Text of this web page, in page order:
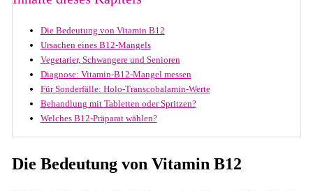
Die Bedeutung von Vitamin B12
Ursachen eines B12-Mangels
Vegetarier, Schwangere und Senioren
Diagnose: Vitamin-B12-Mangel messen
Für Sonderfälle: Holo-Transcobalamin-Werte
Behandlung mit Tabletten oder Spritzen?
Welches B12-Präparat wählen?
Die Bedeutung von Vitamin B12